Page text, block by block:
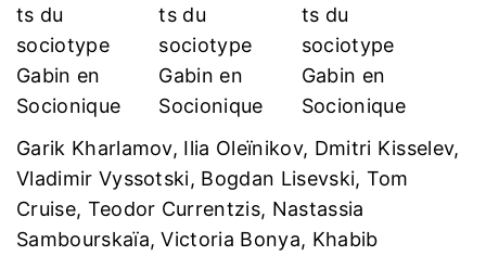
Garik Kharlamov, Ilia Oleïnikov, Dmitri Kisselev,
Vladimir Vyssotski, Bogdan Lisevski, Tom
Cruise, Teodor Currentzis, Nastassia
Sambourskaïa, Victoria Bonya, Khabib